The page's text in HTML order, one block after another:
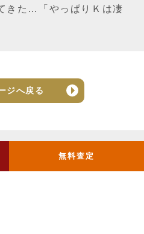
無料査定
きた…「やっぱりＫは凄
ジへ戻る